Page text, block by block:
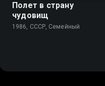
Полет в страну
чудовищ
1986, СССР, Семейный